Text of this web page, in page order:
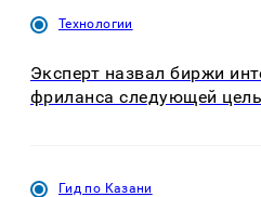
Технологии
Эксперт назвал биржи
фриланса следующей
Гид по Казани